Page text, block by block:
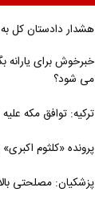
هشدار دادستان کل به
می شود؟
ترکیه: توافق مکه
پرونده «کلثوم
پزشکیان: مصلحتی